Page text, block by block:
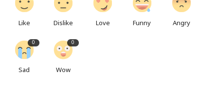
Like Dislike Love Funny Angry
0
Sad
0
Wow